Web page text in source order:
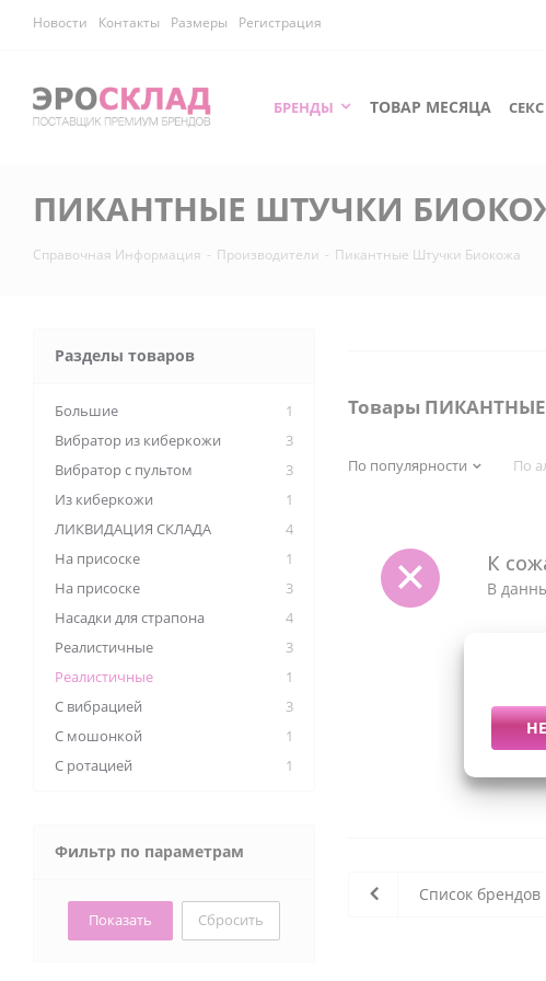
Новости Контакты Размеры Регистрация
БРЕНДЫ ТОВАР МЕСЯЦА
ПИКАНТНЫЕ ШТУЧКИ
Справочная Информация - Производители - Пикантные Штучки Биокожа
Товары
По популярности По
К
В
Список брендов
Разделы товаров
Большие
1
Вибратор из киберкожи
3
Вибратор с пультом
3
Из киберкожи
1
ЛИКВИДАЦИЯ СКЛАДА
4
На присоске
1
На присоске
3
Насадки для страпона
4
Реалистичные
3
Реалистичные
1
С вибрацией
3
С мошонкой
1
С ротацией
1
Фильтр по параметрам
Сбросить